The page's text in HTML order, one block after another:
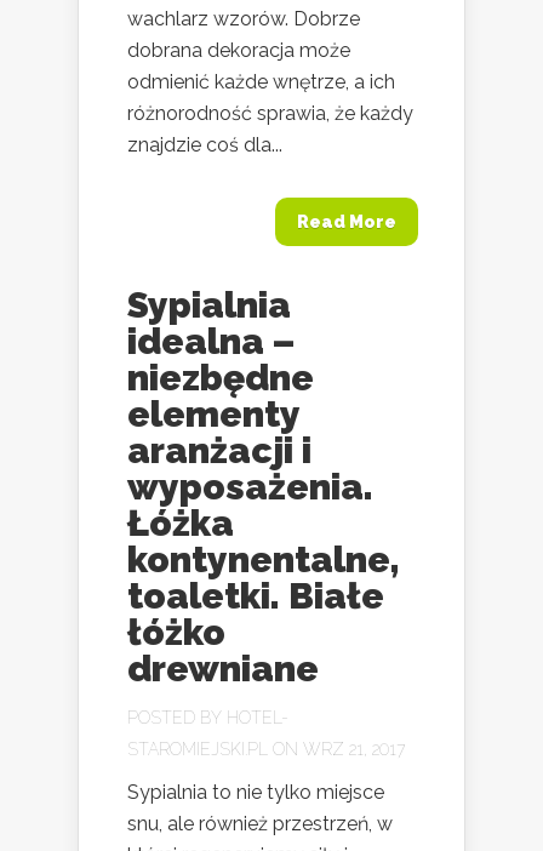
wachlarz wzorów. Dobrze
dobrana dekoracja może
odmienić każde wnętrze, a ich
różnorodność sprawia, że każdy
znajdzie coś dla...
Read More
Sypialnia
idealna –
niezbędne
elementy
aranżacji i
wyposażenia.
Łóżka
kontynentalne,
toaletki. Białe
łóżko
drewniane
POSTED BY HOTEL-
STAROMIEJSKI.PL
ON WRZ 21, 2017
Sypialnia to nie tylko miejsce
snu, ale również przestrzeń, w